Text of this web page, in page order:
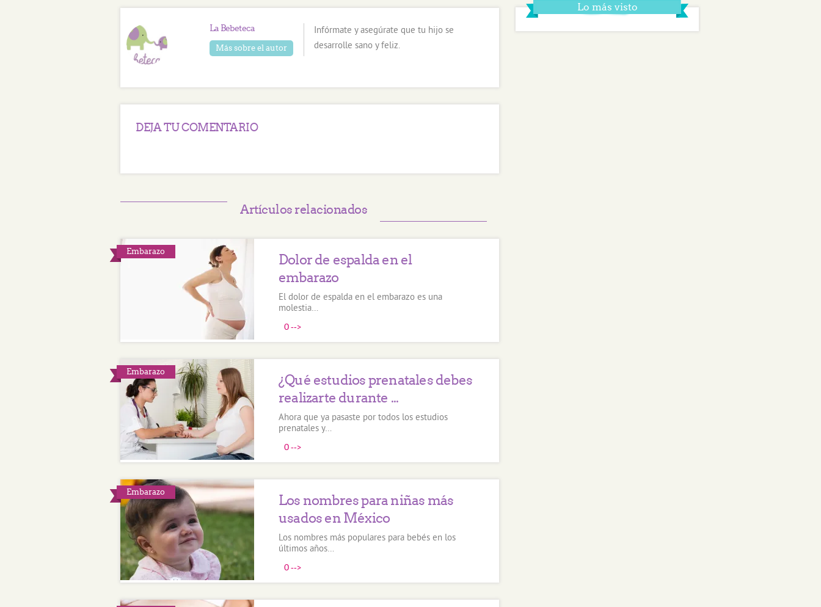
La Bebeteca
Más sobre el autor
Infórmate y asegúrate que tu hijo se
desarrolle sano y feliz.
DEJA TU COMENTARIO
Artículos relacionados
Embarazo
Dolor de espalda en el
embarazo
El dolor de espalda en el embarazo es una
molestia…
0 -->
Embarazo
¿Qué estudios prenatales debes
realizarte durante ...
Ahora que ya pasaste por todos los estudios
prenatales y…
0 -->
Embarazo
Los nombres para niñas más
usados en México
Los nombres más populares para bebés en los
últimos años…
0 -->
Lo más visto